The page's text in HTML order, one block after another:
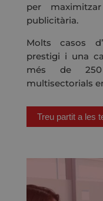
per
publicitària.
Molts casos
prestigi i una
més de 250
multisectorials
Treu partit a les